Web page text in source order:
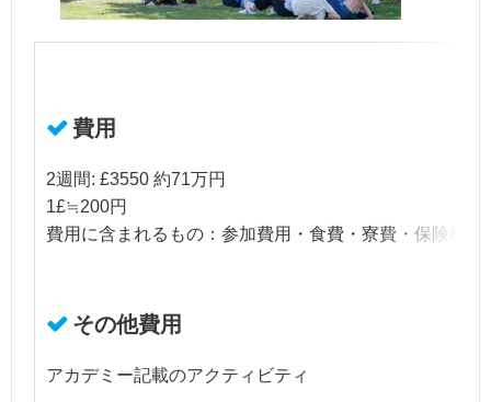
費用
2週間: £3550 約71万円
1£≒200円
費用に含まれるもの：参加費用・食費・寮費・保険料
その他費用
アカデミー記載のアクティビティ